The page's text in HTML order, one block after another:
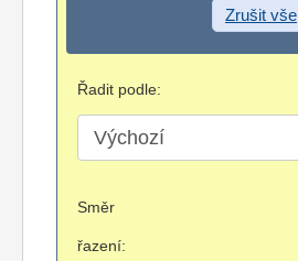
Zrušit vše
Řadit podle:
Směr
řazení: